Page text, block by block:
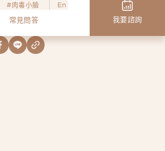
肉毒小臉 En
常見問答 我要諮詢